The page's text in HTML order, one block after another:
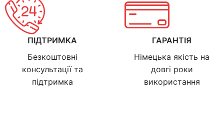
ПІДТРИМКА
Безкоштовні
консультації та
підтримка
ГАРАНТІЯ
Німецька якість на
довгі роки
використання